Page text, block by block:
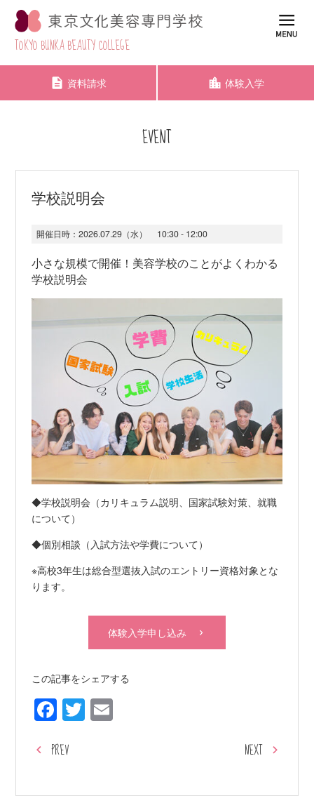
TOKYO BUNKA BEAUTY COLLEGE
資料請求 体験入学
EVENT
学校説明会
開催日時： 2026.07.29（水） 10:30 - 12:00
小さな規模で開催！美容学校のことがよくわかる
学校説明会
◆学校説明会（カリキュラム説明、国家試験対策、就職
について）
◆個別相談（入試方法や学費について）
※高校3年生は総合型選抜入試のエントリー資格対象とな
ります。
体験入学申し込み
この記事をシェアする
Facebook
Twitter
Email
PREV NEXT